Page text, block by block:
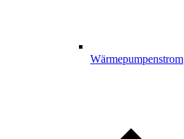
Wärmepumpenstrom